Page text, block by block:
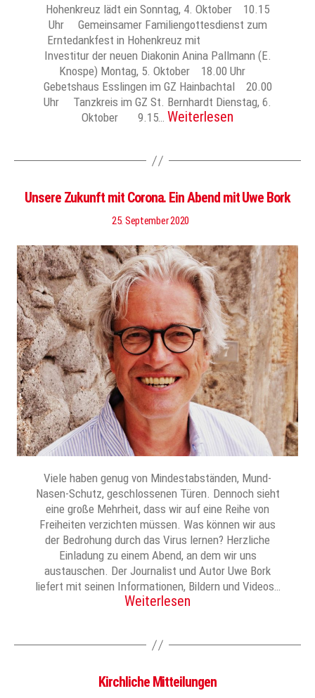
Hohenkreuz lädt ein Sonntag, 4. Oktober 10.15
Uhr Gemeinsamer Familiengottesdienst zum
Erntedankfest in Hohenkreuz mit
Investitur der neuen Diakonin Anina Pallmann (E.
Knospe) Montag, 5. Oktober 18.00 Uhr
Gebetshaus Esslingen im GZ Hainbachtal 20.00
Uhr Tanzkreis im GZ St. Bernhardt Dienstag, 6.
Oktober 9.15… Weiterlesen
Unsere Zukunft mit Corona. Ein Abend mit Uwe Bork
25. September 2020
Viele haben genug von Mindestabständen, Mund-
Nasen-Schutz, geschlossenen Türen. Dennoch sieht
eine große Mehrheit, dass wir auf eine Reihe von
Freiheiten verzichten müssen. Was können wir aus
der Bedrohung durch das Virus lernen? Herzliche
Einladung zu einem Abend, an dem wir uns
austauschen. Der Journalist und Autor Uwe Bork
liefert mit seinen Informationen, Bildern und Videos…
Weiterlesen
Kirchliche Mitteilungen